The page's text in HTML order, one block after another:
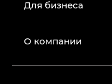
Для бизнеса
О компании